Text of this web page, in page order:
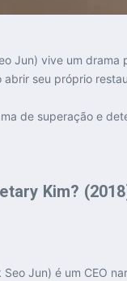
Jun) vive um
seu próprio
de superação e
Kim?
Seo Jun) é um CEO